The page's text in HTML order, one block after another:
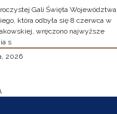
Gali Święta Województwa
która odbyła się 8 czerwca w
wręczono najwyższe
s
2026